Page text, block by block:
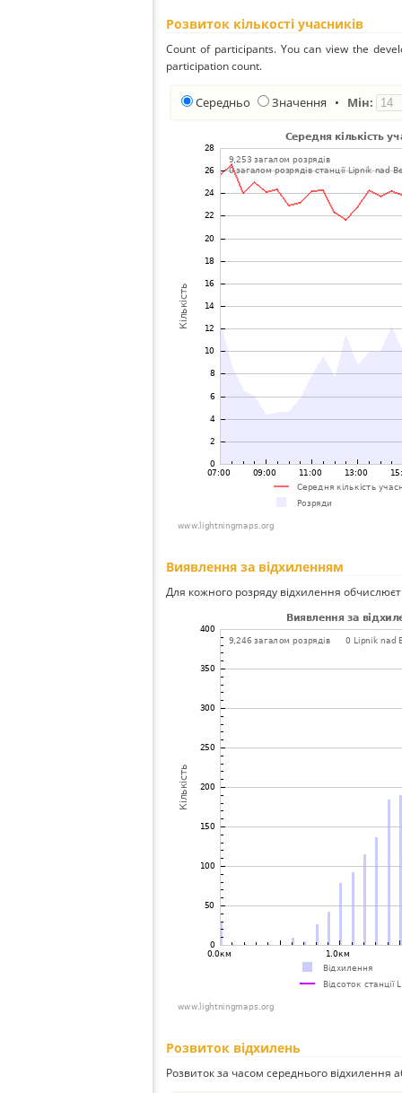
Розвиток кількості учасників
Count of participants. You can view the
participation count.
Середньо Значення • Мін:
Виявлення за відхиленням
Для кожного розряду відхилення
Розвиток відхилень
Розвиток за часом середнього відхилення